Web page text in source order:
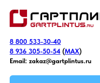
8 800 533-30-40
8 936 305-50-54 (MAX)
Email: zakaz@gartplintus.ru